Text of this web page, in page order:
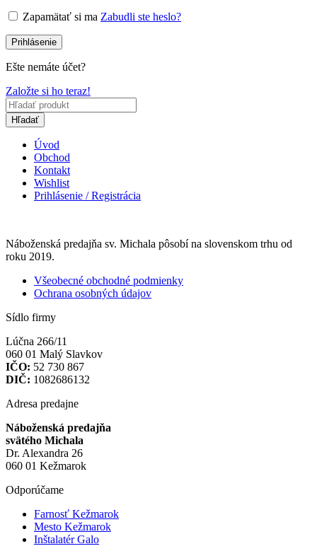
Zapamätať si ma Zabudli ste heslo?
Prihlásenie
Ešte nemáte účet?
Založte si ho teraz!
Hľadať
Úvod
Obchod
Kontakt
Wishlist
Prihlásenie / Registrácia
Náboženská predajňa sv. Michala pôsobí na slovenskom trhu od
roku 2019.
Všeobecné obchodné podmienky
Ochrana osobných údajov
Sídlo firmy
Lúčna 266/11
060 01 Malý Slavkov
IČO: 52 730 867
DIČ: 1082686132
Adresa predajne
Náboženská predajňa
svätého Michala
Dr. Alexandra 26
060 01 Kežmarok
Odporúčame
Farnosť Kežmarok
Mesto Kežmarok
Inštalatér Galo